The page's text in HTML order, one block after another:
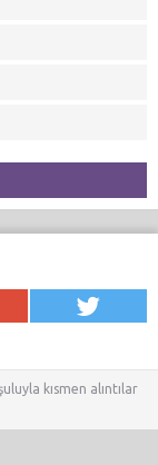
kısmen alıntılar